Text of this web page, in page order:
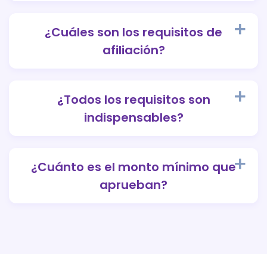
¿Cuáles son los requisitos de
afiliación?
¿Todos los requisitos son
indispensables?
¿Cuánto es el monto mínimo que
aprueban?